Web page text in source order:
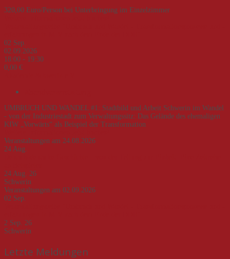
320,00 Euro/Person bei Unterbringung im Einzelzimmer
02 Sep.
02.09.2026
18:00 - 19:30
0,00 €
UMBRUCH UND WANDEL #1: Stadtbild und Arbeit Schwerin im Wandel
- von der Industriestadt zum Verwaltungssitz: Das Gelände des ehemaligen
KIW „Vorwärts“ als Beispiel der Transformation
Veranstaltungen am 24.08.2026
24 Aug.
24 Aug. 26
Schwerin
Veranstaltungen am 02.09.2026
02 Sep.
2 Sep. 26
Schwerin
Letzte Meldungen